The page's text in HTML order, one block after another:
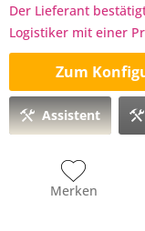
Der Lieferant
Logistiker mit einer
Zum
Assistent
Merken